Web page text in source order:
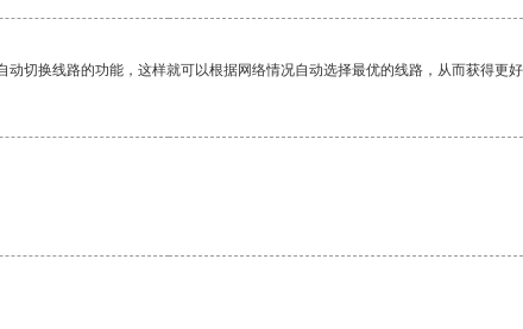
切换线路的功能，这样就可以根据网络情况自动选择最优的线路，从而获得更好